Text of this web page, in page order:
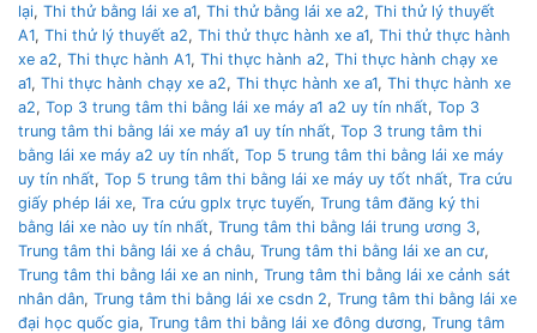
lại, Thi thử bằng lái xe a1, Thi thử bằng lái xe a2, Thi thử lý thuyết
A1, Thi thử lý thuyết a2, Thi thử thực hành xe a1, Thi thử thực hành
xe a2, Thi thực hành A1, Thi thực hành a2, Thi thực hành chạy xe
a1, Thi thực hành chạy xe a2, Thi thực hành xe a1, Thi thực hành xe
a2, Top 3 trung tâm thi bằng lái xe máy a1 a2 uy tín nhất, Top 3
trung tâm thi bằng lái xe máy a1 uy tín nhất, Top 3 trung tâm thi
bằng lái xe máy a2 uy tín nhất, Top 5 trung tâm thi bằng lái xe máy
uy tín nhất, Top 5 trung tâm thi bằng lái xe máy uy tốt nhất, Tra cứu
giấy phép lái xe, Tra cứu gplx trực tuyến, Trung tâm đăng ký thi
bằng lái xe nào uy tín nhất, Trung tâm thi bằng lái trung ương 3,
Trung tâm thi bằng lái xe á châu, Trung tâm thi bằng lái xe an cư,
Trung tâm thi bằng lái xe an ninh, Trung tâm thi bằng lái xe cảnh sát
nhân dân, Trung tâm thi bằng lái xe csdn 2, Trung tâm thi bằng lái xe
đại học quốc gia, Trung tâm thi bằng lái xe đông dương, Trung tâm